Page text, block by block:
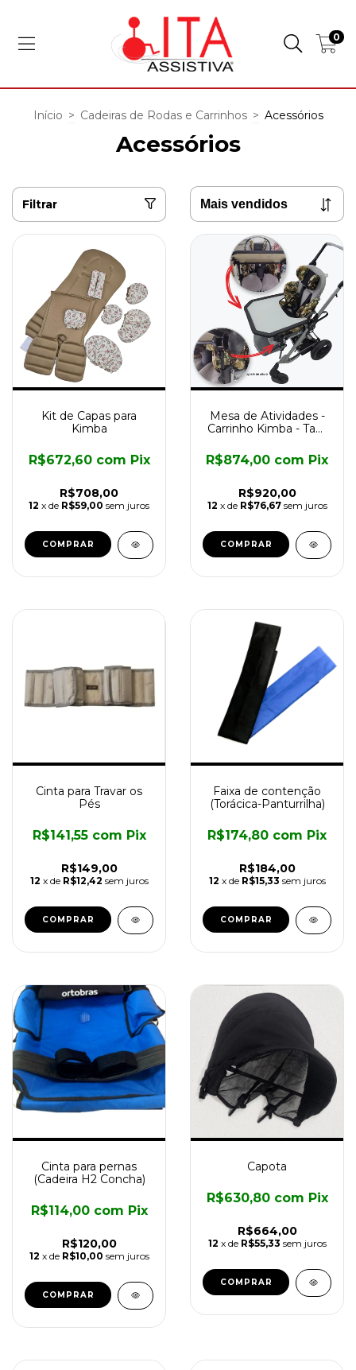
0
Início > Cadeiras de Rodas e Carrinhos > Acessórios
Acessórios
Filtrar
Kit de Capas para
Kimba
R$708,00
R$672,60 com Pix
12 x de R$59,00 sem juros
Mesa de Atividades -
Carrinho Kimba - Tam
R$920,00
R$874,00 com Pix
12 x de R$76,67 sem juros
COMPRAR
Cinta para Travar os
Pés
R$149,00
R$141,55 com Pix
12 x de R$12,42 sem juros
Faixa de contenção
(Torácica-Panturrilha)
R$184,00
R$174,80 com Pix
12 x de R$15,33 sem juros
COMPRAR
Cinta para pernas
(Cadeira H2 Concha)
R$120,00
R$114,00 com Pix
12 x de R$10,00 sem juros
Capota
R$664,00
R$630,80 com Pix
12 x de R$55,33 sem juros